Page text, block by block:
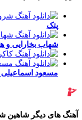
پتک
شهاب بخارایی و
مسعود اسماعیلی
آهنگ های دیگر